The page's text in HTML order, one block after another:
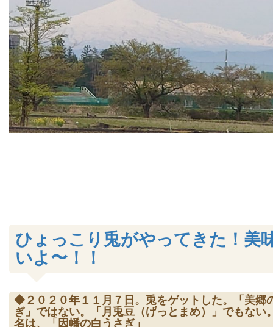
ひょっこり兎がやってきた！美
いよ〜！！
◆２０２０年１１月７日。兎をゲットした。「美郷
ぎ」ではない。「月兎豆（げっとまめ）」でもない
名は、「因幡の白うさぎ」